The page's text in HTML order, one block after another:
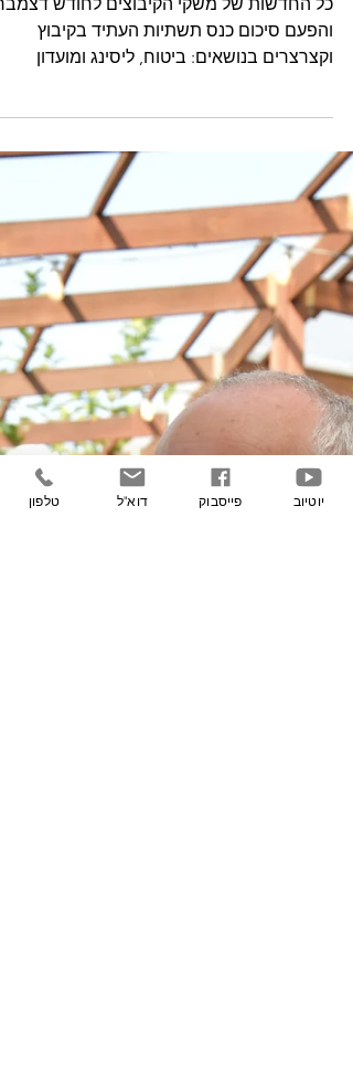
עלון רבעוני דצמבר2025
כל החדשות של משקי הקיבוצים לחודש
והפעם סיכום כנס תשתיות העתיד בקיבוץ
וקצרצרים בנושאים: ביטוח, ליסינג ומועדון
משקארד שהתחדש
טלפון דוא"ל פייסבוק יוטיוב